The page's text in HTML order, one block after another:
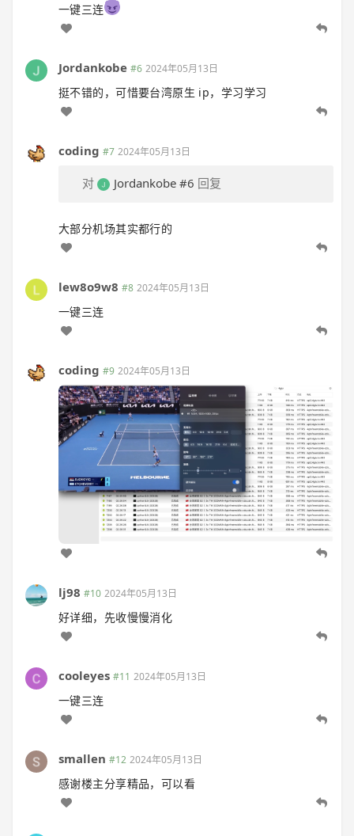
一键三连
Jordankobe #6 2024年05月13日
挺不错的，可惜要台湾原生 ip，学习学习
coding #7 2024年05月13日
对 Jordankobe #6 回复
大部分机场其实都行的
lew8o9w8 #8 2024年05月13日
一键三连
coding #9 2024年05月13日
lj98 #10 2024年05月13日
好详细，先收慢慢消化
cooleyes #11 2024年05月13日
一键三连
smallen #12 2024年05月13日
感谢楼主分享精品，可以看